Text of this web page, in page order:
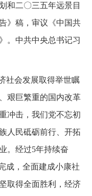
和二〇三五年远景目
》稿，审议《中国共
。中共中央总书记习
社会发展取得举世瞩
艰巨繁重的国内改革
冲击，我们党不忘初
人民砥砺前行、开拓
。经过5年持续奋
成，全面建成小康社
取得全面胜利，经济